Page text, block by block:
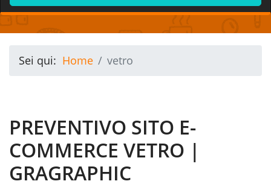
Sei qui: Home vetro
PREVENTIVO SITO E-
COMMERCE VETRO |
GRAGRAPHIC